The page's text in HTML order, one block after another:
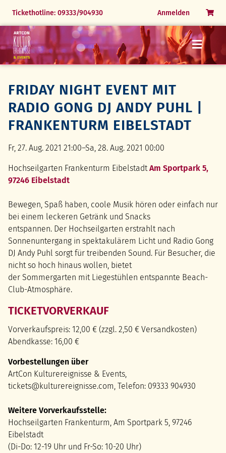
Tickethotline: 09333/904930
Navigation
Anmelden
FRIDAY NIGHT EVENT MIT
RADIO GONG DJ ANDY PUHL |
FRANKENTURM EIBELSTADT
Fr, 27. Aug. 2021 21:00–Sa, 28. Aug. 2021 00:00
Hochseilgarten Frankenturm Eibelstadt Am Sportpark 5,
97246 Eibelstadt
Bewegen, Spaß haben, coole Musik hören oder einfach nur
bei einem leckeren Getränk und Snacks
entspannen. Der Hochseilgarten erstrahlt nach
Sonnenuntergang in spektakulärem Licht und Radio Gong
DJ Andy Puhl sorgt für treibenden Sound. Für Besucher, die
nicht so hoch hinaus wollen, bietet
der Sommergarten mit Liegestühlen entspannte Beach-
Club-Atmosphäre.
TICKETVORVERKAUF
Vorverkaufspreis: 12,00 € (zzgl. 2,50 € Versandkosten)
Abendkasse: 16,00 €
Vorbestellungen über
ArtCon Kulturereignisse & Events,
tickets@kulturereignisse.com, Telefon: 09333 904930
Weitere Vorverkaufsstelle:
Hochseilgarten Frankenturm, Am Sportpark 5, 97246
Eibelstadt
(Di-Do: 12-19 Uhr und Fr-So: 10-20 Uhr)
Menü
Open Airs & Festivals
Tickets Veranstaltungen Indoor
Bücher, CDs & Media
FAQ
Menü
24.07.26 Die Zauberflöte
25.07.26 Simply Tina
Rothenburg erleben
FAQ
Menü
31.07.26 Festliche Operngala
01.08.26 Simply Tina
Parkfest Himmelspforten
Ausstellung Alexandre N. Osipov
Menü
06.06.26 The Magic of Queen
Naturpark Spessart erleben
FAQ
Menü
Markus Grimm
Romane & Hörbücher
History Events